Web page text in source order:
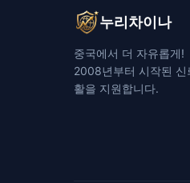
누리차이나
중국에서 더 자유롭게!
2008년부터 시작된 신
활을 지원합니다.